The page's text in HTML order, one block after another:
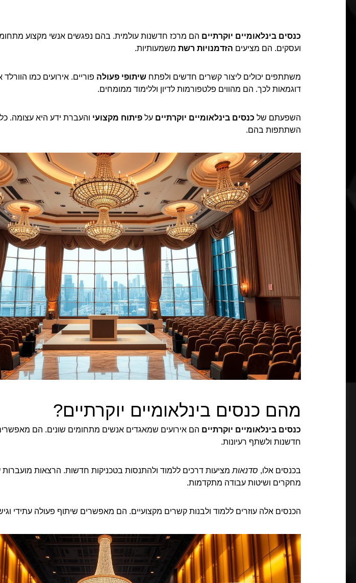
כנסים בינלאומיים יוקרתיים הם מרכז חדשנות עולמית. בהם נפגשים אנשי מקצוע
ועסקים. הם מציעים הזדמנויות רשת משמעותיות.
משתתפים יכולים ליצור קשרים חדשים ולפתח שיתופי פעולה פוריים. אירועים כמו הוורלד
דוגמאות לכך. הם מהווים פלטפורמות לדיון וללימוד ממומחים.
השפעתם של כנסים בינלאומיים יוקרתיים על פיתוח מקצועי והעברת ידע היא עצומה.
השתתפות בהם.
מהם כנסים בינלאומיים יוקרתיים?
כנסים בינלאומיים יוקרתיים הם אירועים שמאגדים אנשים מתחומים שונים. הם
חדשנות ולשתף רעיונות.
בכנסים אלו, סדנאות מציעות דרכים ללמוד ולהתנסות בטכניקות חדשות. הרצאות מועברות
מחקרים ושיטות עבודה מתקדמות.
הכנסים אלה עוזרים ללמוד ולבנות קשרים מקצועיים. הם מאפשרים שיתוף פעולה עתידי